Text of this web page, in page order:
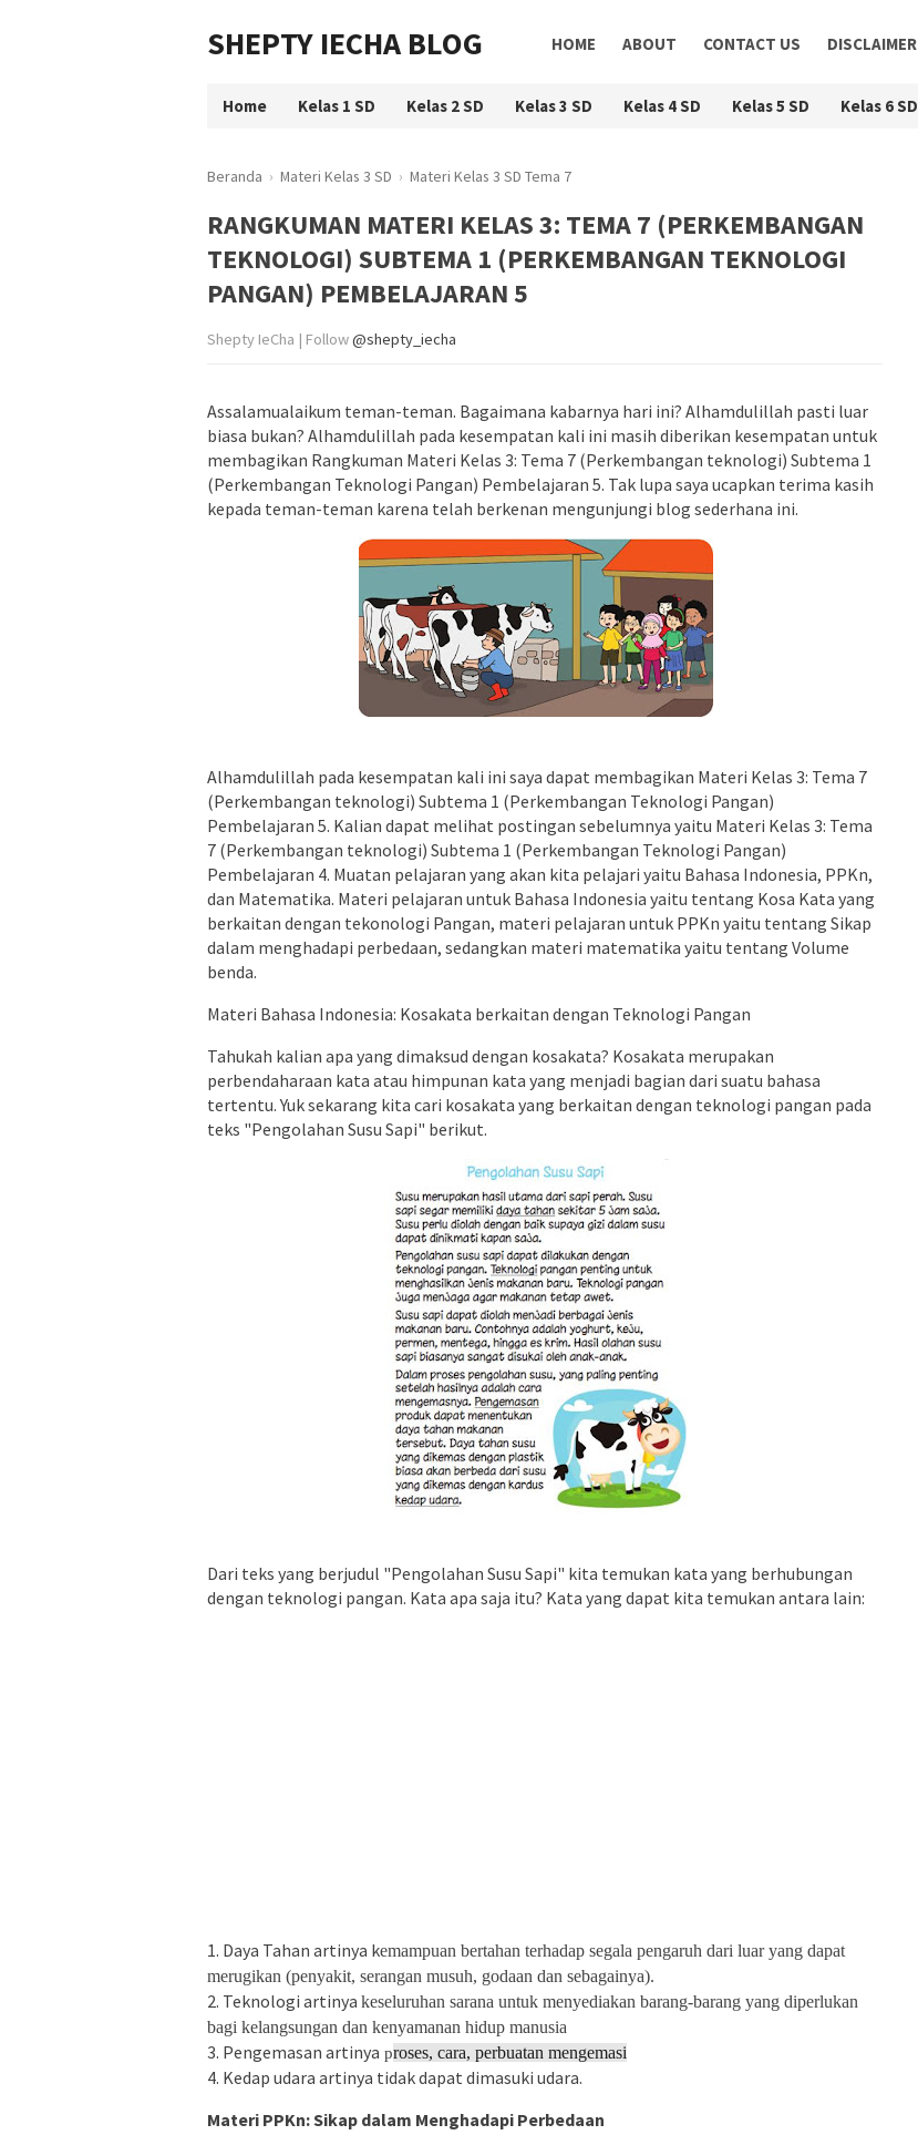
SHEPTY IECHA BLOG HOME ABOUT CONTACT US DISCLAIMER
Home Kelas 1 SD Kelas 2 SD Kelas 3 SD Kelas 4 SD Kelas 5 SD Kelas 6 SD
Beranda › Materi Kelas 3 SD › Materi Kelas 3 SD Tema 7
RANGKUMAN MATERI KELAS 3: TEMA 7 (PERKEMBANGAN
TEKNOLOGI) SUBTEMA 1 (PERKEMBANGAN TEKNOLOGI
PANGAN) PEMBELAJARAN 5
Shepty IeCha | Follow@shepty_iecha
Assalamualaikum teman-teman. Bagaimana kabarnya hari ini? Alhamdulillah pasti luar
biasa bukan? Alhamdulillah pada kesempatan kali ini masih diberikan kesempatan untuk
membagikan Rangkuman Materi Kelas 3: Tema 7 (Perkembangan teknologi) Subtema 1
(Perkembangan Teknologi Pangan) Pembelajaran 5. Tak lupa saya ucapkan terima kasih
kepada teman-teman karena telah berkenan mengunjungi blog sederhana ini.
Alhamdulillah pada kesempatan kali ini saya dapat membagikan Materi Kelas 3: Tema 7
(Perkembangan teknologi) Subtema 1 (Perkembangan Teknologi Pangan)
Pembelajaran 5. Kalian dapat melihat postingan sebelumnya yaitu Materi Kelas 3: Tema
7 (Perkembangan teknologi) Subtema 1 (Perkembangan Teknologi Pangan)
Pembelajaran 4. Muatan pelajaran yang akan kita pelajari yaitu Bahasa Indonesia, PPKn,
dan Matematika. Materi pelajaran untuk Bahasa Indonesia yaitu tentang Kosa Kata yang
berkaitan dengan tekonologi Pangan, materi pelajaran untuk PPKn yaitu tentang Sikap
dalam menghadapi perbedaan, sedangkan materi matematika yaitu tentang Volume
benda.
Materi Bahasa Indonesia: Kosakata berkaitan dengan Teknologi Pangan
Tahukah kalian apa yang dimaksud dengan kosakata? Kosakata merupakan
perbendaharaan kata atau himpunan kata yang menjadi bagian dari suatu bahasa
tertentu. Yuk sekarang kita cari kosakata yang berkaitan dengan teknologi pangan pada
teks "Pengolahan Susu Sapi" berikut.
Dari teks yang berjudul "Pengolahan Susu Sapi" kita temukan kata yang berhubungan
dengan teknologi pangan. Kata apa saja itu? Kata yang dapat kita temukan antara lain:
1. Daya Tahan artinya kemampuan bertahan terhadap segala pengaruh dari luar yang dapat
merugikan (penyakit, serangan musuh, godaan dan sebagainya).
2. Teknologi artinya keseluruhan sarana untuk menyediakan barang-barang yang diperlukan
bagi kelangsungan dan kenyamanan hidup manusia
3. Pengemasan artinya proses, cara, perbuatan mengemasi
4. Kedap udara artinya tidak dapat dimasuki udara.
Materi PPKn: Sikap dalam Menghadapi Perbedaan